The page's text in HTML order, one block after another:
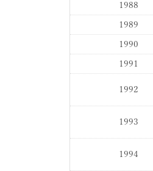
1988
1989
1990
1991
1992
1993
1994